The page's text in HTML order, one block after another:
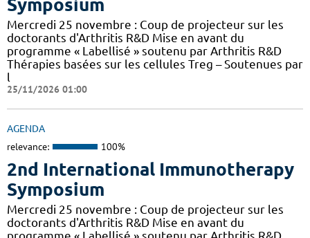
Symposium
Mercredi 25 novembre : Coup de projecteur sur les
doctorants d'Arthritis R&D Mise en avant du
programme « Labellisé » soutenu par Arthritis R&D
Thérapies basées sur les cellules Treg – Soutenues par
l
25/11/2026 01:00
AGENDA
relevance: 100%
2nd International Immunotherapy
Symposium
Mercredi 25 novembre : Coup de projecteur sur les
doctorants d'Arthritis R&D Mise en avant du